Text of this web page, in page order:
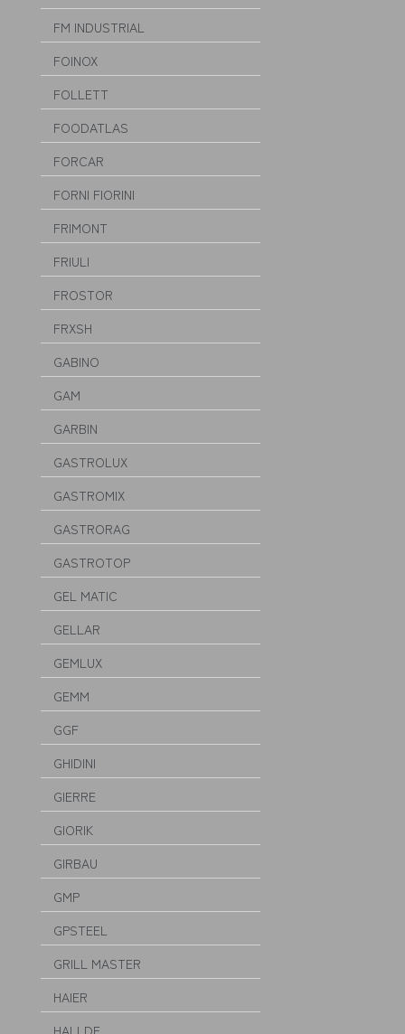
FM INDUSTRIAL
FOINOX
FOLLETT
FOODATLAS
FORCAR
FORNI FIORINI
FRIMONT
FRIULI
FROSTOR
FRXSH
GABINO
GAM
GARBIN
GASTROLUX
GASTROMIX
GASTRORAG
GASTROTOP
GEL MATIC
GELLAR
GEMLUX
GEMM
GGF
GHIDINI
GIERRE
GIORIK
GIRBAU
GMP
GPSTEEL
GRILL MASTER
HAIER
HALLDE